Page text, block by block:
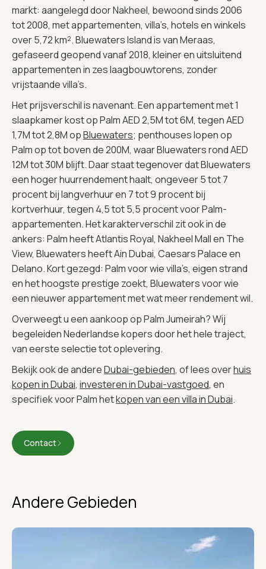
markt: aangelegd door Nakheel, bewoond sinds 2006
tot 2008, met appartementen, villa’s, hotels en winkels
over 5,72 km². Bluewaters Island is van Meraas,
gefaseerd geopend vanaf 2018, kleiner en uitsluitend
appartementen in zes laagbouwtorens, zonder
vrijstaande villa’s.
Het prijsverschil is navenant. Een appartement met 1
slaapkamer kost op Palm AED 2,5M tot 6M, tegen AED
1,7M tot 2,8M opBluewaters; penthouses lopen op
Palm op tot boven de 200M, waar Bluewaters rond AED
12M tot 30M blijft. Daar staat tegenover dat Bluewaters
een hoger huurrendement haalt, ongeveer 5 tot 7
procent bij langverhuur en 7 tot 9 procent bij
kortverhuur, tegen 4,5 tot 5,5 procent voor Palm-
appartementen. Het karakterverschil zit ook in de
ankers: Palm heeft Atlantis Royal, Nakheel Mall en The
View, Bluewaters heeft Ain Dubai, Caesars Palace en
Delano. Kort gezegd: Palm voor wie villa’s, eigen strand
en het hoogste prestige zoekt, Bluewaters voor wie
een nieuwer appartement met wat meer rendement wil.
Overweegt u een aankoop op Palm Jumeirah? Wij
begeleiden Nederlandse kopers door het hele traject,
van eerste selectie tot oplevering.
Bekijk ook de andereDubai-gebieden, of lees overhuis
kopen in Dubai, investeren in Dubai-vastgoed, en
specifiek voor Palm hetkopen van een villa in Dubai.
Contact
Andere Gebieden